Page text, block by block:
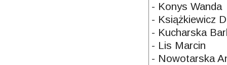
- Konys Wanda
- Książkiewicz
- Kucharska
- Lis Marcin
- Nowotarska